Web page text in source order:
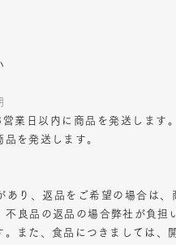
業日以内に商品を発送します
を発送します。
あり、返品をご希望の場合は
不良品の返品の場合弊社が負担
。また、食品につきましては、